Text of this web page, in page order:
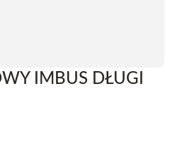
IMBUS DŁUGI